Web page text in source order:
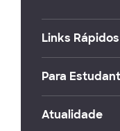
Links Rápidos
Para
Atualidade